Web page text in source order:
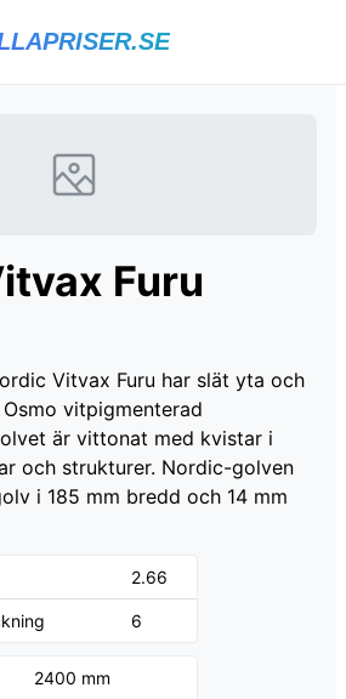
Furu
Vitvax Furu har slät yta och
vitpigmenterad
är vittonat med kvistar i
och strukturer. Nordic-golven
i 185 mm bredd och 14 mm
2.66
6
2400 mm